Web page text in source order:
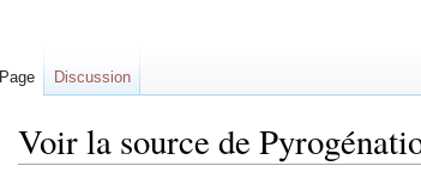
Voir la source de
Page Discussion